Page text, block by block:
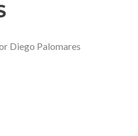
Diego Palomares